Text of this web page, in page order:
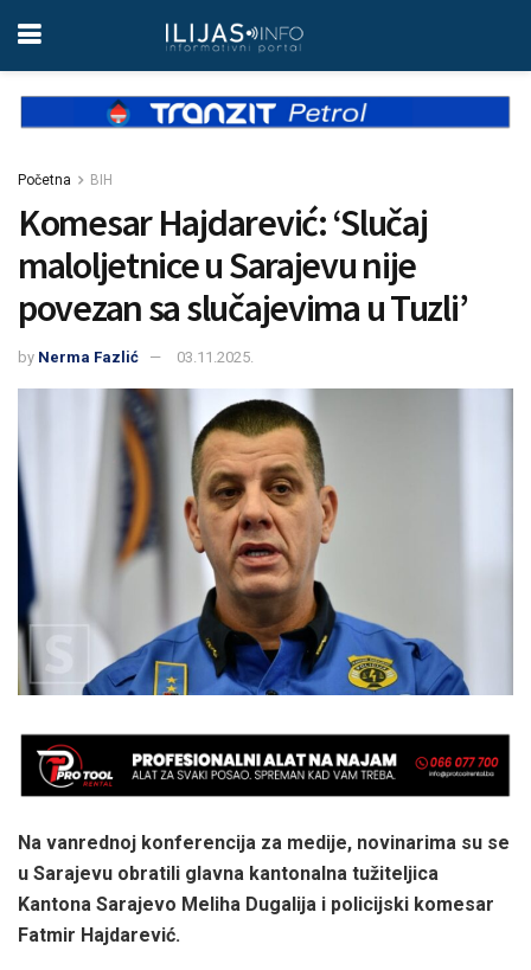
Početna BIH
Komesar Hajdarević: ‘Slučaj
maloljetnice u Sarajevu nije
povezan sa slučajevima u Tuzli’
by Nerma Fazlić 03.11.2025.
Na vanrednoj konferencija za medije, novinarima su se
u Sarajevu obratili glavna kantonalna tužiteljica
Kantona Sarajevo Meliha Dugalija i policijski komesar
Fatmir Hajdarević.